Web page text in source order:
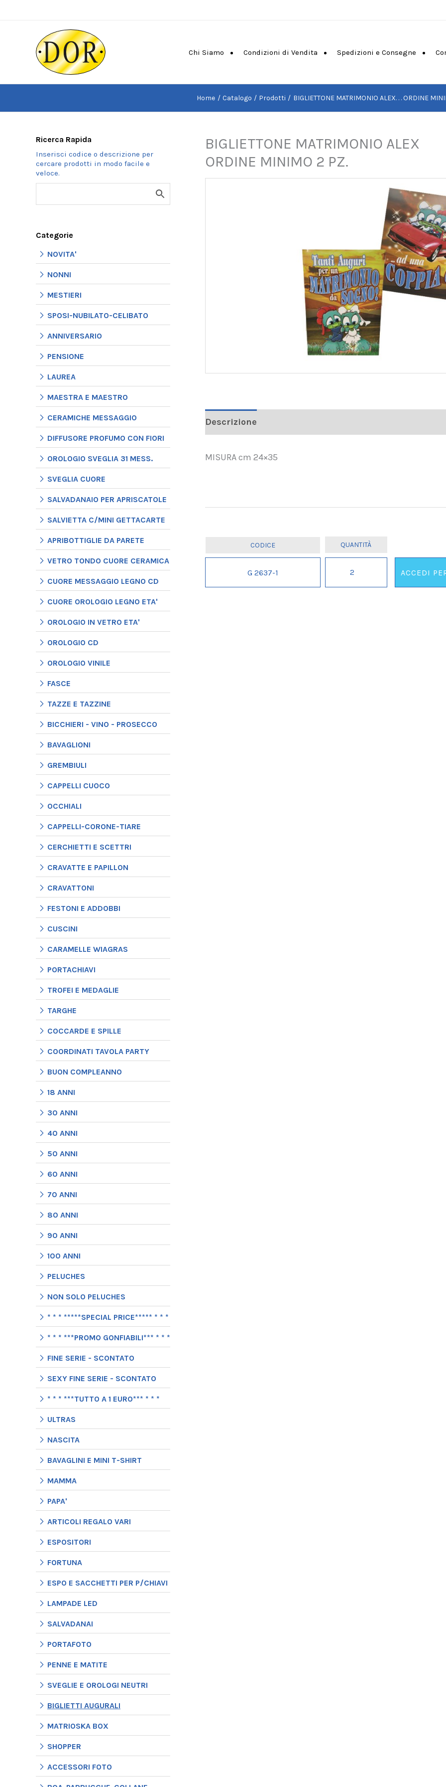
contenuto
Chi Siamo Condizioni di Vendita Spedizioni e Consegne
Home Catalogo Prodotti BIGLIETTONE MATRIMONIO ALEX. . . ORDINE
Ricerca Rapida
Categorie
NOVITA'
NONNI
MESTIERI
SPOSI-NUBILATO-CELIBATO
ANNIVERSARIO
PENSIONE
LAUREA
MAESTRA E MAESTRO
CERAMICHE MESSAGGIO
DIFFUSORE PROFUMO CON FIORI
OROLOGIO SVEGLIA 31 MESS.
SVEGLIA CUORE
SALVADANAIO PER APRISCATOLE
SALVIETTA C/MINI GETTACARTE
APRIBOTTIGLIE DA PARETE
VETRO TONDO CUORE CERAMICA
CUORE MESSAGGIO LEGNO CD
CUORE OROLOGIO LEGNO ETA'
OROLOGIO IN VETRO ETA'
OROLOGIO CD
OROLOGIO VINILE
FASCE
TAZZE E TAZZINE
BICCHIERI - VINO - PROSECCO
BAVAGLIONI
GREMBIULI
CAPPELLI CUOCO
OCCHIALI
CAPPELLI-CORONE-TIARE
CERCHIETTI E SCETTRI
CRAVATTE E PAPILLON
CRAVATTONI
FESTONI E ADDOBBI
CUSCINI
CARAMELLE WIAGRAS
PORTACHIAVI
TROFEI E MEDAGLIE
TARGHE
COCCARDE E SPILLE
COORDINATI TAVOLA PARTY
BUON COMPLEANNO
18 ANNI
30 ANNI
40 ANNI
50 ANNI
60 ANNI
70 ANNI
80 ANNI
90 ANNI
100 ANNI
PELUCHES
NON SOLO PELUCHES
* * * *****SPECIAL PRICE***** * * *
* * * ***PROMO GONFIABILI*** * * *
FINE SERIE - SCONTATO
SEXY FINE SERIE - SCONTATO
* * * ***TUTTO A 1 EURO*** * * *
ULTRAS
NASCITA
BAVAGLINI E MINI T-SHIRT
MAMMA
PAPA'
ARTICOLI REGALO VARI
ESPOSITORI
FORTUNA
ESPO E SACCHETTI PER P/CHIAVI
LAMPADE LED
SALVADANAI
PORTAFOTO
PENNE E MATITE
SVEGLIE E OROLOGI NEUTRI
BIGLIETTI AUGURALI
MATRIOSKA BOX
SHOPPER
ACCESSORI FOTO
BIGLIETTONE MATRIMONIO ALEX
ORDINE MINIMO 2 PZ.
Descrizione
MISURA cm 24×35
G 2637-1 ACCEDI